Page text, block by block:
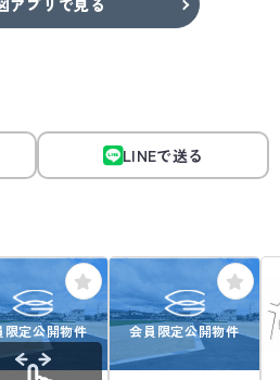
LINEで送る
限定公開物件 会員限定公開物件